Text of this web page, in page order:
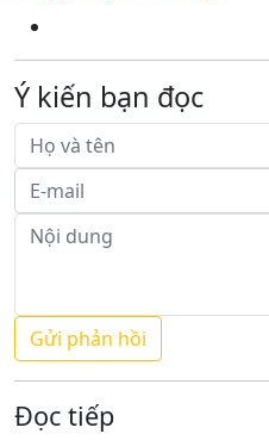
Ý kiến bạn đọc
Đọc tiếp